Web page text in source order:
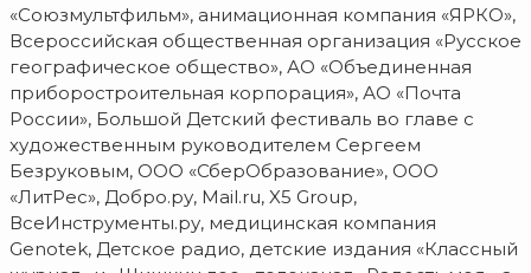
«Союзмультфильм», анимационная компания «ЯРКО»,
Всероссийская общественная организация «Русское
географическое общество», АО «Объединенная
приборостроительная корпорация», АО «Почта
России», Большой Детский фестиваль во главе с
художественным руководителем Сергеем
Безруковым, ООО «СберОбразование», ООО
«ЛитРес», Добро.ру, Mail.ru, X5 Group,
ВсеИнструменты.ру, медицинская компания
Genotek, Детское радио, детские издания «Классный